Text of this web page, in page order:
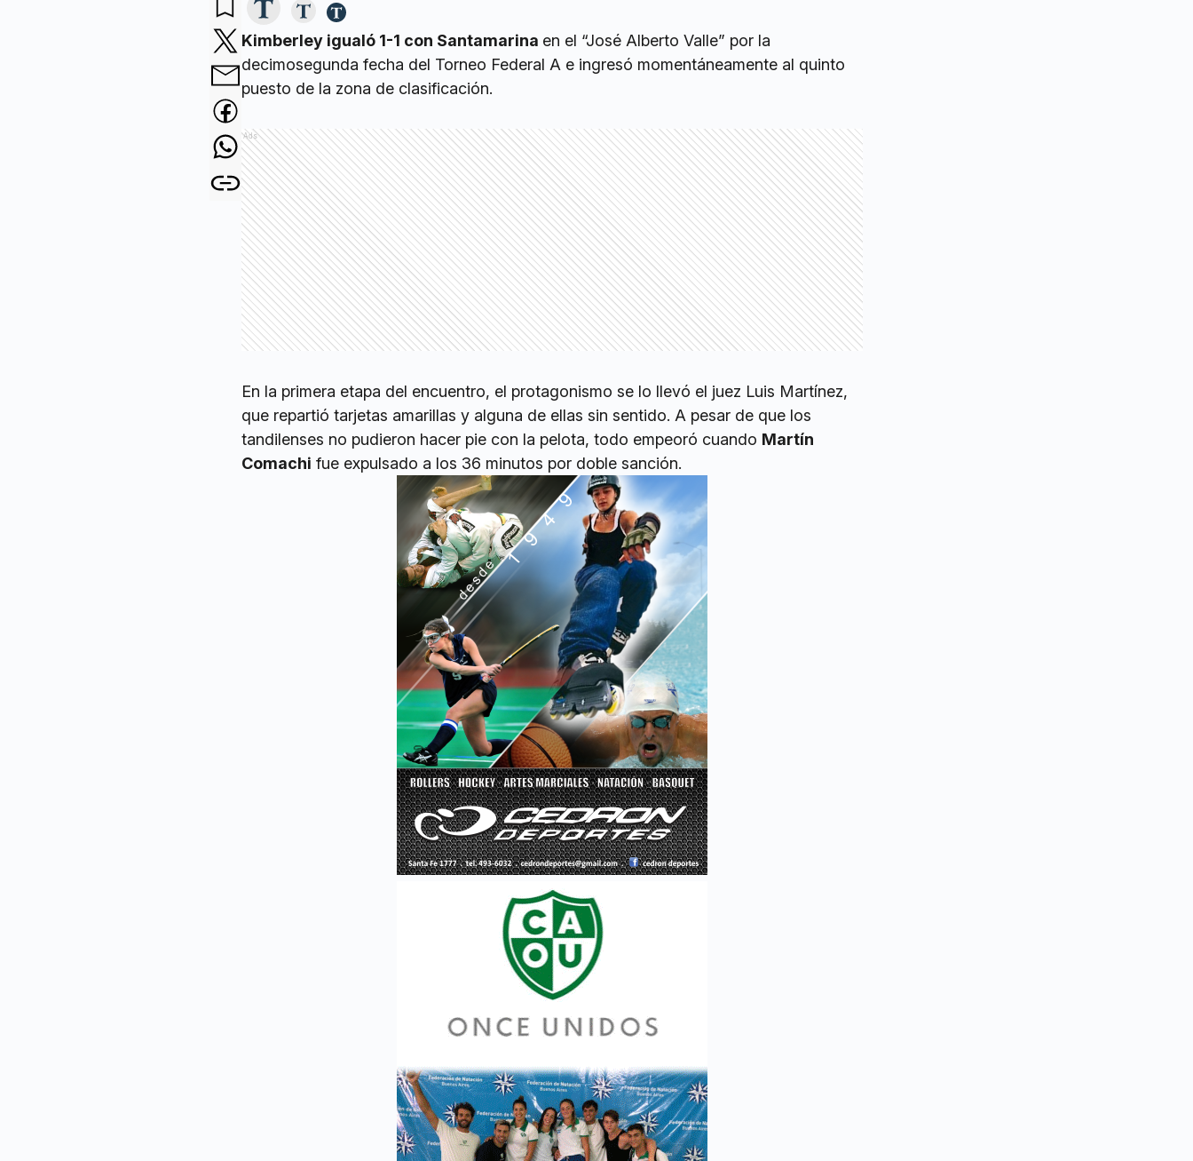
Kimberley igualó 1-1 con Santamarina en el “José Alberto Valle” por la
decimosegunda fecha del Torneo Federal A e ingresó momentáneamente al quinto
puesto de la zona de clasificación.
Ads
En la primera etapa del encuentro, el protagonismo se lo llevó el juez Luis Martínez,
que repartió tarjetas amarillas y alguna de ellas sin sentido. A pesar de que los
tandilenses no pudieron hacer pie con la pelota, todo empeoró cuando Martín
Comachi fue expulsado a los 36 minutos por doble sanción.